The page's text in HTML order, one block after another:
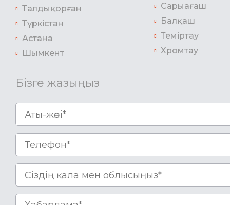
Талдықорған
Түркістан
Астана
Шымкент
Сарыағаш
Балқаш
Теміртау
Хромтау
Бізге жазыңыз